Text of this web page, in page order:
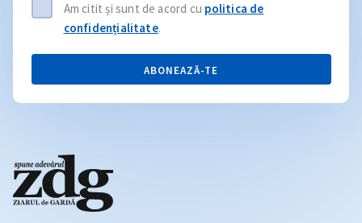
Am citit și sunt de acord cu politica de
confidențialitate.
ABONEAZĂ-TE